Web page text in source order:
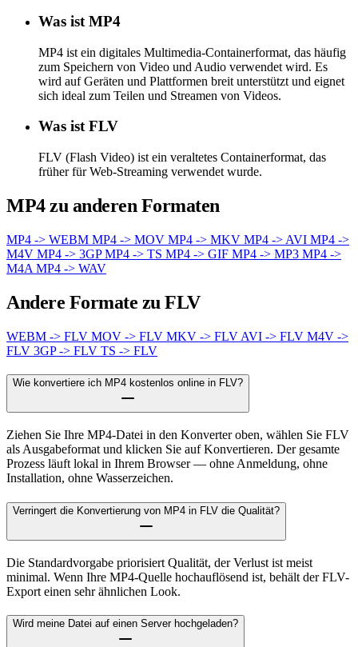
Was ist MP4
MP4 ist ein digitales Multimedia-Containerformat, das häufig
zum Speichern von Video und Audio verwendet wird. Es
wird auf Geräten und Plattformen breit unterstützt und eignet
sich ideal zum Teilen und Streamen von Videos.
Was ist FLV
FLV (Flash Video) ist ein veraltetes Containerformat, das
früher für Web-Streaming verwendet wurde.
MP4 zu anderen Formaten
MP4 -> WEBM MP4 -> MOV MP4 -> MKV MP4 -> AVI MP4 ->
M4V MP4 -> 3GPMP4 -> TS MP4 -> GIF MP4 -> MP3 MP4 ->
M4A MP4 -> WAV
Andere Formate zu FLV
WEBM -> FLV MOV -> FLV MKV -> FLV AVI -> FLV M4V ->
FLV 3GP -> FLV TS -> FLV
Wie konvertiere ich MP4 kostenlos online in FLV?
Ziehen Sie Ihre MP4-Datei in den Konverter oben, wählen Sie FLV
als Ausgabeformat und klicken Sie auf Konvertieren. Der gesamte
Prozess läuft lokal in Ihrem Browser — ohne Anmeldung, ohne
Installation, ohne Wasserzeichen.
Verringert die Konvertierung von MP4 in FLV die Qualität?
Die Standardvorgabe priorisiert Qualität, der Verlust ist meist
minimal. Wenn Ihre MP4-Quelle hochauflösend ist, behält der FLV-
Export einen sehr ähnlichen Look.
Wird meine Datei auf einen Server hochgeladen?